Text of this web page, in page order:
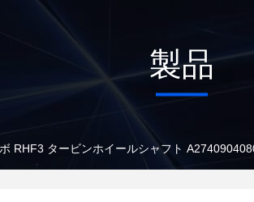
製品
RHF3 タービンホイールシャフト